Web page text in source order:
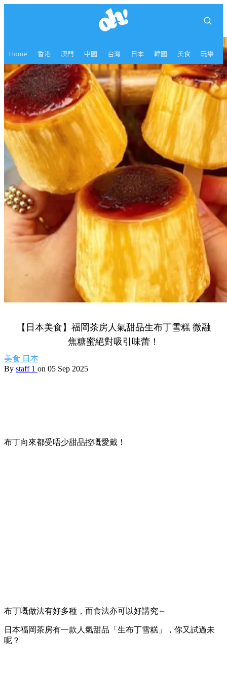
Home 香港 澳門 中國 台灣 日本 韓國 美食 玩樂
【日本美食】福岡茶房人氣甜品生布丁雪糕 微融
焦糖蜜絕對吸引味蕾！
美食 日本
By staff 1 on 05 Sep 2025
布丁向來都受唔少甜品控嘅愛戴！
布丁嘅做法有好多種，而食法亦可以好講究～
日本福岡茶房有一款人氣甜品「生布丁雪糕」，你又試過未
呢？